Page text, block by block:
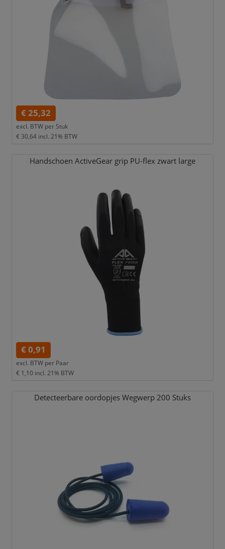
€ 25,32
excl. BTW per Stuk
€ 30,64 incl. 21% BTW
Handschoen ActiveGear grip PU-flex zwart large
€ 0,91
excl. BTW per Paar
€ 1,10 incl. 21% BTW
Detecteerbare oordopjes Wegwerp 200 Stuks